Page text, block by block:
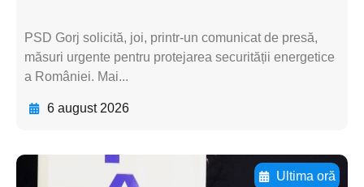
PSD Gorj solicită, joi, printr-un comunicat de presă,
măsuri urgente pentru protejarea securității energetice
a României. Mai...
6 august 2026
Ultima oră